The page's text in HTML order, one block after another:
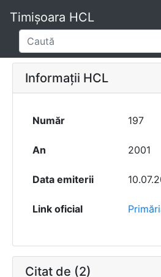
Timișoara HCL
Informații HCL
Număr 197
An 2001
Data emiterii
Link oficial
Citat de (2)